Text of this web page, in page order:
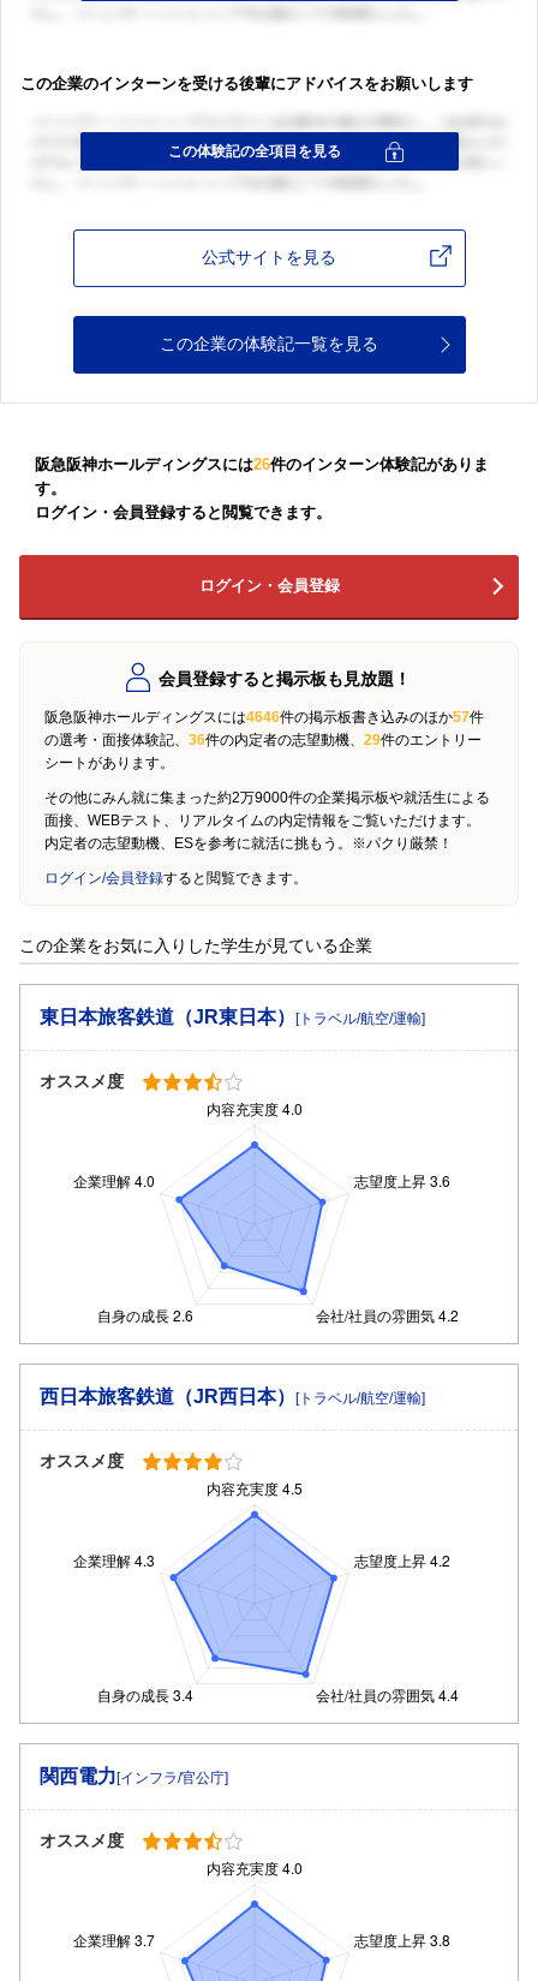
この企業のインターンを受ける後輩にアドバイスをお願いします
公式サイトを見る
この企業の体験記一覧を見る
阪急阪神ホールディングスには26件のインターン体験記がありま
す。
ログイン・会員登録すると閲覧できます。
ログイン・会員登録
会員登録すると掲示板も見放題！
阪急阪神ホールディングスには4646件の掲示板書き込みのほか57件
の選考・面接体験記、 36件の内定者の志望動機、 29件のエントリー
シートがあります。
その他にみん就に集まった約2万9000件の企業掲示板や就活生による
面接、WEBテスト、リアルタイムの内定情報をご覧いただけます。
内定者の志望動機、ESを参考に就活に挑もう。※パクり厳禁！
ログイン/会員登録すると閲覧できます。
この企業をお気に入りした学生が見ている企業
東日本旅客鉄道（JR東日本） [トラベル/航空/運輸]
オススメ度
西日本旅客鉄道（JR西日本） [トラベル/航空/運輸]
オススメ度
関西電力[インフラ/官公庁]
オススメ度